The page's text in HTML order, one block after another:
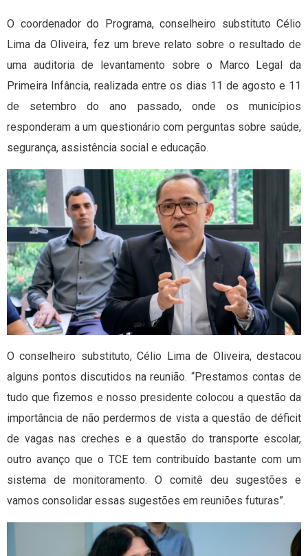
O coordenador do Programa, conselheiro substituto Célio
Lima da Oliveira, fez um breve relato sobre o resultado de
uma auditoria de levantamento sobre o Marco Legal da
Primeira Infância, realizada entre os dias 11 de agosto e 11
de setembro do ano passado, onde os municípios
responderam a um questionário com perguntas sobre saúde,
segurança, assistência social e educação.
O conselheiro substituto, Célio Lima de Oliveira, destacou
alguns pontos discutidos na reunião. “Prestamos contas de
tudo que fizemos e nosso presidente colocou a questão da
importância de não perdermos de vista a questão de déficit
de vagas nas creches e a questão do transporte escolar,
outro avanço que o TCE tem contribuído bastante com um
sistema de monitoramento. O comitê deu sugestões e
vamos consolidar essas sugestões em reuniões futuras”.